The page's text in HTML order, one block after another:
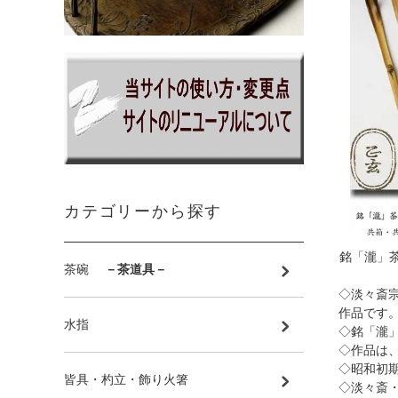
銘「瀧」
◇淡々斎
作品です
◇銘「瀧
◇作品は
◇昭和初
◇淡々斎
カテゴリーから探す
茶碗 －茶道具－
水指
皆具・杓立・飾り火箸